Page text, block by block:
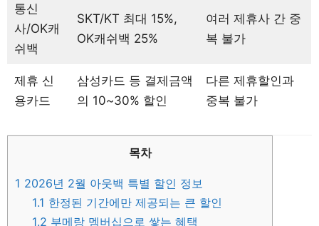
통신
사/OK캐
쉬백
SKT/KT 최대 15%,
OK캐쉬백 25%
여러 제휴사 간 중
복 불가
제휴 신
용카드
삼성카드 등 결제금액
의 10~30% 할인
다른 제휴할인과
중복 불가
목차
1 2026년 2월 아웃백 특별 할인 정보
1.1 한정된 기간에만 제공되는 큰 할인
1.2 부메랑 멤버십으로 쌓는 혜택